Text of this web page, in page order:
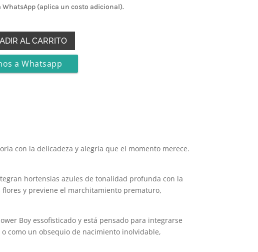
(aplica un costo adicional).
AL CARRITO
a Whatsapp
con la delicadeza y alegría que el momento merece.
hortensias azules de tonalidad profunda con la
y previene el marchitamiento prematuro,
Boy essofisticado y está pensado para integrarse
como un obsequio de nacimiento inolvidable,